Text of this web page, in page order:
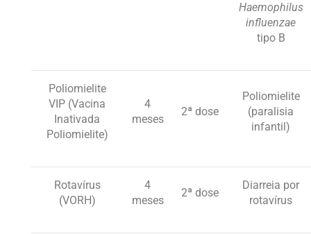
Haemophilus
influenzae
tipo B
Poliomielite
VIP (Vacina
Inativada
Poliomielite)
4
meses
2ª dose
Poliomielite
(paralisia
infantil)
Rotavírus
(VORH)
4
meses
2ª dose
Diarreia por
rotavírus